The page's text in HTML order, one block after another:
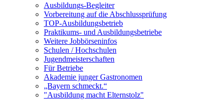
Ausbildungs-Begleiter
Vorbereitung auf die Abschlussprüfung
TOP-Ausbildungsbetrieb
Praktikums- und Ausbildungsbetriebe
Weitere Jobbörseninfos
Schulen / Hochschulen
Jugendmeisterschaften
Für Betriebe
Akademie junger Gastronomen
„Bayern schmeckt.“
"Ausbildung macht Elternstolz"